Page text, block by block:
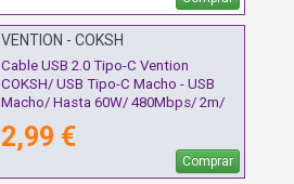
VENTION - COKSH
Cable USB 2.0 Tipo-C Vention
COKSH/ USB Tipo-C Macho - USB
Macho/ Hasta 60W/ 480Mbps/ 2m/
2,99 €
Comprar